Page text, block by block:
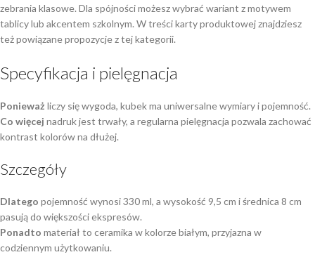
zebrania klasowe. Dla spójności możesz wybrać wariant z motywem
tablicy lub akcentem szkolnym. W treści karty produktowej znajdziesz
też powiązane propozycje z tej kategorii.
Specyfikacja i pielęgnacja
Ponieważ liczy się wygoda, kubek ma uniwersalne wymiary i pojemność.
Co więcej nadruk jest trwały, a regularna pielęgnacja pozwala zachować
kontrast kolorów na dłużej.
Szczegóły
Dlatego pojemność wynosi 330 ml, a wysokość 9,5 cm i średnica 8 cm
pasują do większości ekspresów.
Ponadto materiał to ceramika w kolorze białym, przyjazna w
codziennym użytkowaniu.